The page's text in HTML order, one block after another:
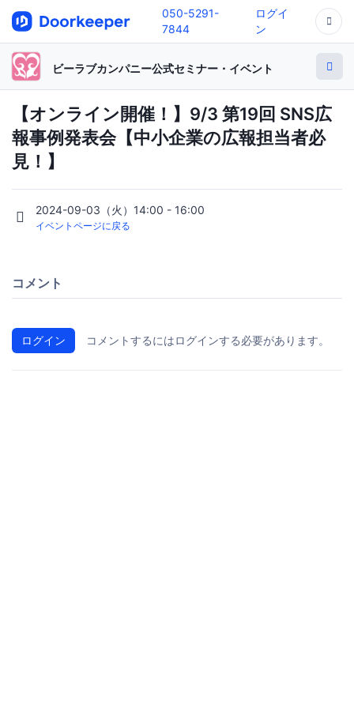
050-5291-
7844
ログイ
ン
ビーラブカンパニー公式セミナー・イベント
【オンライン開催！】9/3 第19回 SNS広
報事例発表会【中小企業の広報担当者必
見！】
2024-09-03（火）14:00 - 16:00
イベントページに戻る
コメント
ログイン コメントするにはログインする必要があります。